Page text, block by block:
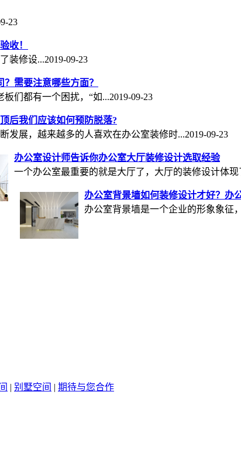
23
收！
装修设...2019-09-23
需要注意哪些方面？
们都有一个困扰，“如...2019-09-23
后我们应该如何预防脱落?
发展，越来越多的人喜欢在办公室装修时...2019-09-23
办公室设计师告诉你办公室大厅装修设计选取经验
一个办公室最重要的就是大厅了，大厅的装修设计体现
办公室背景墙如何装修设计才好？办
办公室背景墙是一个企业的形象象征
| 别墅空间 | 期待与您合作